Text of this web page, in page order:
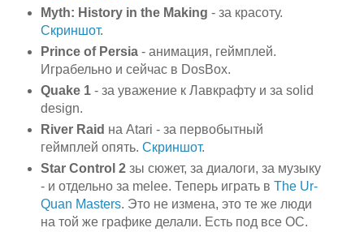
Myth: History in the Making - за красоту.
Скриншот.
Prince of Persia- анимация, геймплей.
Играбельно и сейчас в DosBox.
Quake 1- за уважение к Лавкрафту и за solid
design.
River Raid на Atari - за первобытный
геймплей опять. Скриншот.
Star Control 2зы сюжет, за диалоги, за музыку
- и отдельно за melee. Теперь играть в The Ur-
Quan Masters. Это не измена, это те же люди
на той же графике делали. Есть под все ОС.